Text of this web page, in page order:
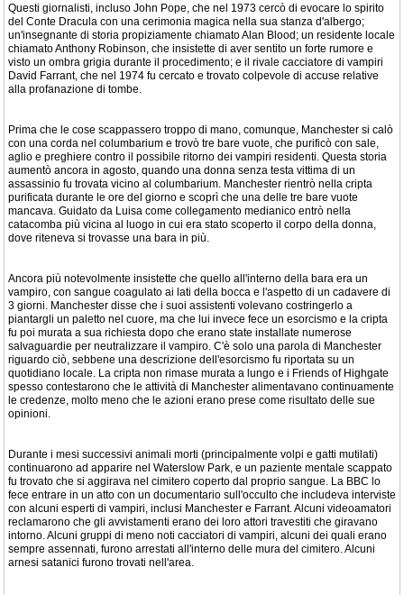
Questi giornalisti, incluso John Pope, che nel 1973 cercò di evocare lo spirito
del Conte Dracula con una cerimonia magica nella sua stanza d'albergo;
un'insegnante di storia propiziamente chiamato Alan Blood; un residente locale
chiamato Anthony Robinson, che insistette di aver sentito un forte rumore e
visto un ombra grigia durante il procedimento; e il rivale cacciatore di vampiri
David Farrant, che nel 1974 fu cercato e trovato colpevole di accuse relative
alla profanazione di tombe.
Prima che le cose scappassero troppo di mano, comunque, Manchester si calò
con una corda nel columbarium e trovò tre bare vuote, che purificò con sale,
aglio e preghiere contro il possibile ritorno dei vampiri residenti. Questa storia
aumentò ancora in agosto, quando una donna senza testa vittima di un
assassinio fu trovata vicino al columbarium. Manchester rientrò nella cripta
purificata durante le ore del giorno e scoprì che una delle tre bare vuote
mancava. Guidato da Luisa come collegamento medianico entrò nella
catacomba più vicina al luogo in cui era stato scoperto il corpo della donna,
dove riteneva si trovasse una bara in più.
Ancora più notevolmente insistette che quello all'interno della bara era un
vampiro, con sangue coagulato ai lati della bocca e l'aspetto di un cadavere di
3 giorni. Manchester disse che i suoi assistenti volevano costringerlo a
piantargli un paletto nel cuore, ma che lui invece fece un esorcismo e la cripta
fu poi murata a sua richiesta dopo che erano state installate numerose
salvaguardie per neutralizzare il vampiro. C'è solo una parola di Manchester
riguardo ciò, sebbene una descrizione dell'esorcismo fu riportata su un
quotidiano locale. La cripta non rimase murata a lungo e i Friends of Highgate
spesso contestarono che le attività di Manchester alimentavano continuamente
le credenze, molto meno che le azioni erano prese come risultato delle sue
opinioni.
Durante i mesi successivi animali morti (principalmente volpi e gatti mutilati)
continuarono ad apparire nel Waterslow Park, e un paziente mentale scappato
fu trovato che si aggirava nel cimitero coperto dal proprio sangue. La BBC lo
fece entrare in un atto con un documentario sull'occulto che includeva interviste
con alcuni esperti di vampiri, inclusi Manchester e Farrant. Alcuni videoamatori
reclamarono che gli avvistamenti erano dei loro attori travestiti che giravano
intorno. Alcuni gruppi di meno noti cacciatori di vampiri, alcuni dei quali erano
sempre assennati, furono arrestati all'interno delle mura del cimitero. Alcuni
arnesi satanici furono trovati nell'area.